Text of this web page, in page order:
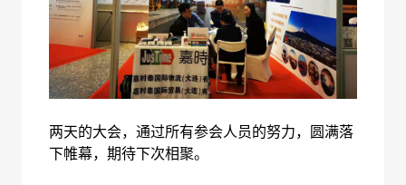
两天的大会，通过所有参会人员的努力，圆满落
下帷幕，期待下次相聚。